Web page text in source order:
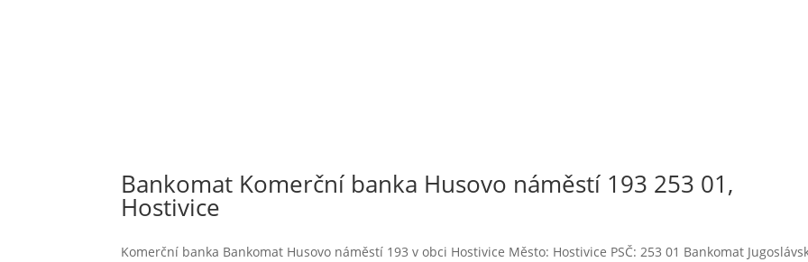
Bankomat Komerční banka Husovo náměstí 193 253 01,
Hostivice
Komerční banka Bankomat Husovo náměstí 193 v obci Hostivice Město: Hostivice PSČ: 253 01 Bankomat